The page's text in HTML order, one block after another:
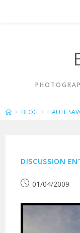
> BLOG > HAUTE
DISCUSSION
Publication
01/04/2009